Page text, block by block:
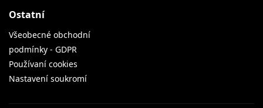
Ostatní
Všeobecné obchodní
podmínky - GDPR
Používaní cookies
Nastavení soukromí